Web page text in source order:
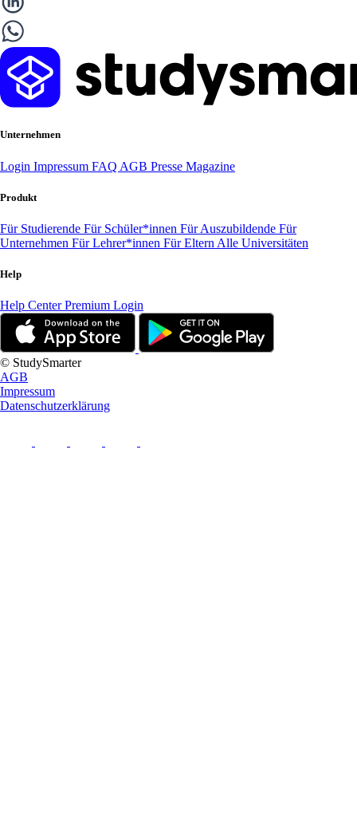
Unternehmen
Login Impressum FAQ AGB Presse Magazine
Produkt
Für Studierende Für Schüler*innen Für Auszubildende Für
Unternehmen Für Lehrer*innen Für Eltern Alle Universitäten
Help
Help CenterPremium Login
© StudySmarter
AGB
Impressum
Datenschutzerklärung